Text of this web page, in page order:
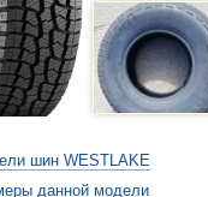
шин WESTLAKE
данной модели